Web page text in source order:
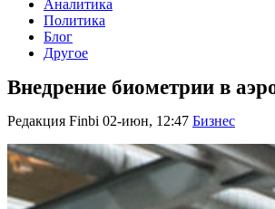
Аналитика
Политика
Блог
Другое
Внедрение биометрии в
Редакция Finbi 02-июн, 12:47 Бизнес